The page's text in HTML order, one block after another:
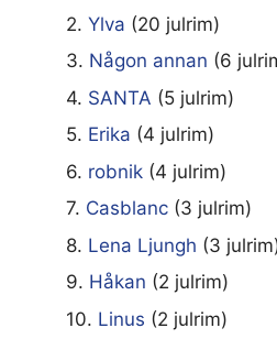
2. Ylva (20 julrim)
3. Någon annan (6
4. SANTA (5 julrim)
5. Erika (4 julrim)
6. robnik (4 julrim)
7. Casblanc (3 julrim)
8. Lena Ljungh (3
9. Håkan (2 julrim)
10. Linus (2 julrim)